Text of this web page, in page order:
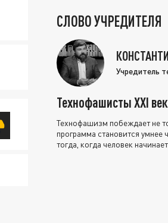
СЛОВО УЧРЕДИТЕЛЯ
Учредитель
Технофашисты XXI
Технофашизм побеждает не
программа становится умнее
тогда, когда человек